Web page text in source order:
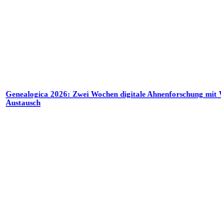
Genealogica 2026: Zwei Wochen digitale Ahnenforschung mit
Austausch